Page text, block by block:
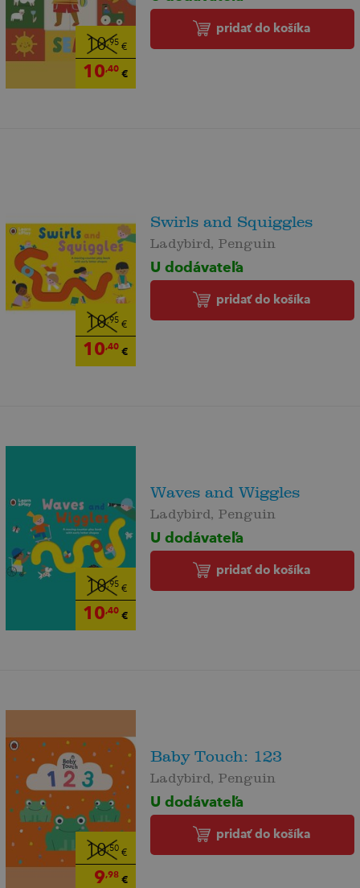
10,95€
10,40€
pridať do košíka
10,95€
10,40€
Swirls and Squiggles
Ladybird, Penguin
U dodávateľa
pridať do košíka
10,95€
10,40€
Waves and Wiggles
Ladybird, Penguin
U dodávateľa
pridať do košíka
10,50€
9,98€
Baby Touch: 123
Ladybird, Penguin
U dodávateľa
pridať do košíka